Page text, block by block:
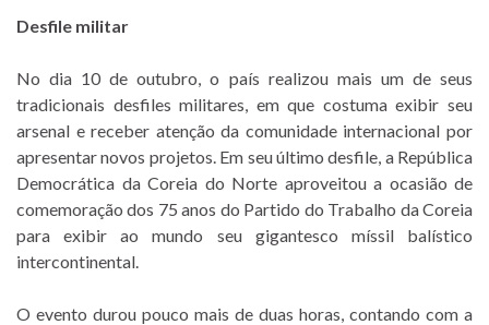
Desfile militar
No dia 10 de outubro, o país realizou mais um de seus
tradicionais desfiles militares, em que costuma exibir seu
arsenal e receber atenção da comunidade internacional por
apresentar novos projetos. Em seu último desfile, a República
Democrática da Coreia do Norte aproveitou a ocasião de
comemoração dos 75 anos do Partido do Trabalho da Coreia
para exibir ao mundo seu gigantesco míssil balístico
intercontinental.
O evento durou pouco mais de duas horas, contando com a